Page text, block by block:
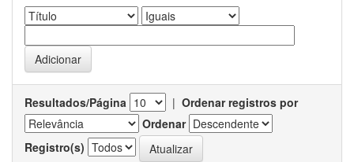
Resultados/Página | Ordenar registros por
Ordenar
Registro(s)